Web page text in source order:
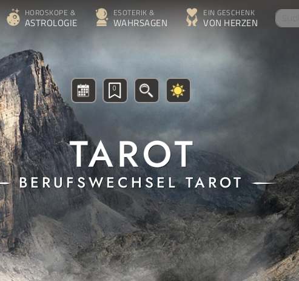
HOROSKOPE &
ASTROLOGIE
ESOTERIK &
WAHRSAGEN
EIN GESCHENK
VON HERZEN
0
BERUFSWECHSEL TAROT